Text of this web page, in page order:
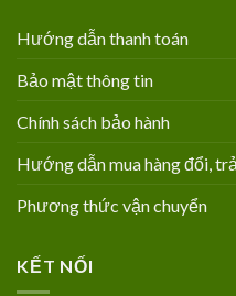
Hướng dẫn thanh toán
Bảo mật thông tin
Chính sách bảo hành
Hướng dẫn mua hàng đổi, trả
Phương thức vận chuyển
KẾT NỐI